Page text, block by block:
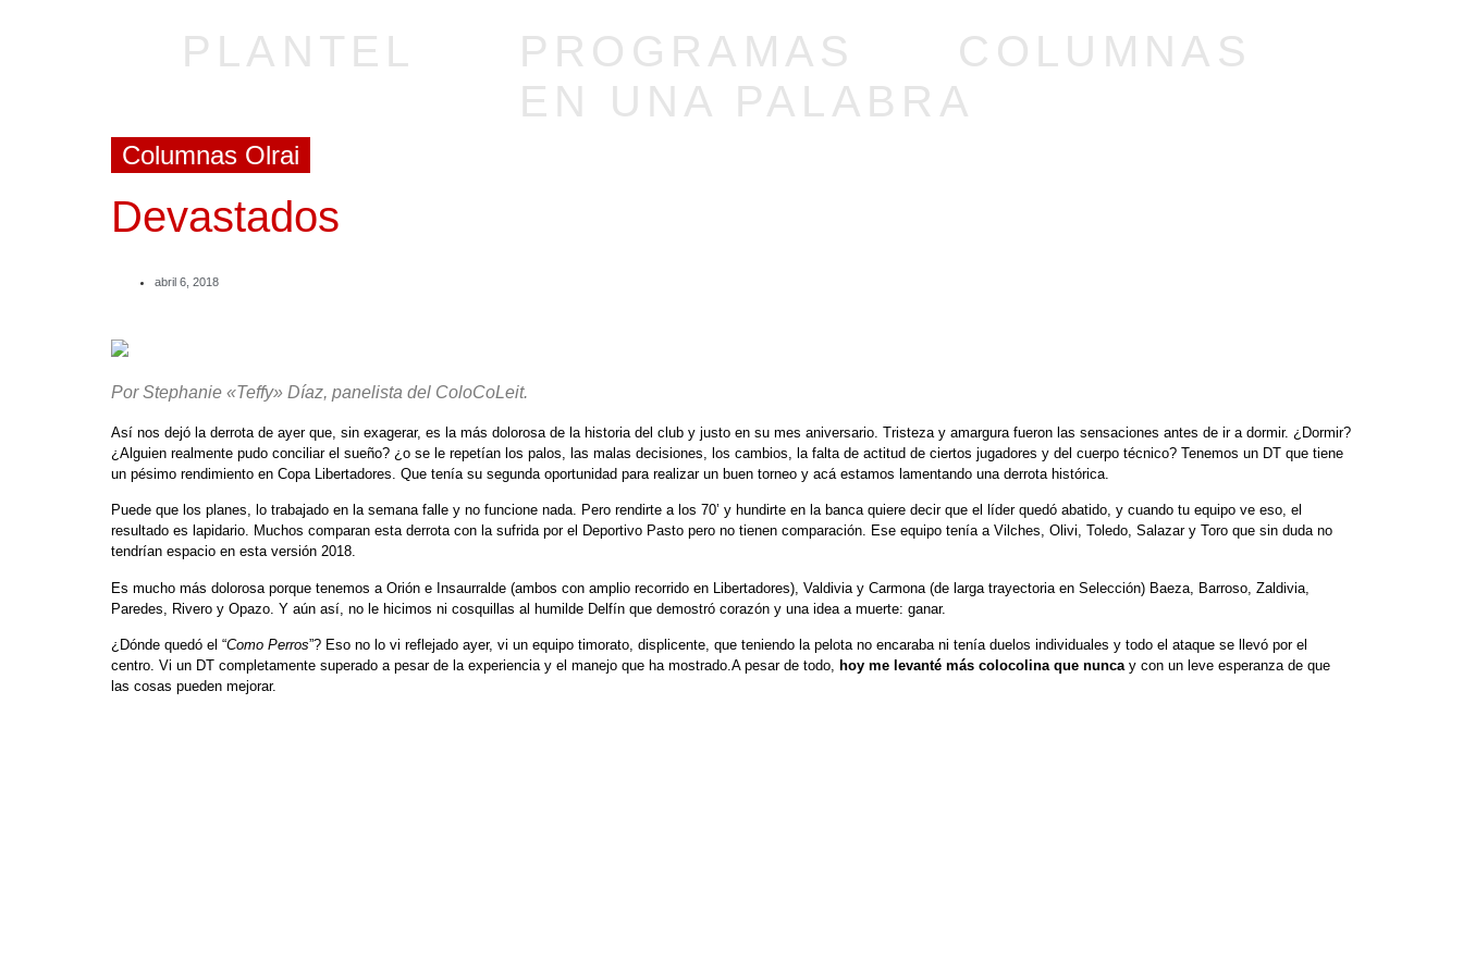
PLANTEL PROGRAMAS
COLUMNAS
EN UNA PALABRA
Columnas Olrai
Devastados
abril 6, 2018
Por Stephanie «Teffy» Díaz, panelista del ColoCoLeit.
Así nos dejó la derrota de ayer que, sin exagerar, es la más dolorosa de la historia del club y justo en su mes aniversario. Tristeza y amargura fueron las sensaciones antes de ir a dormir. ¿Dormir?
¿Alguien realmente pudo conciliar el sueño? ¿o se le repetían los palos, las malas decisiones, los cambios, la falta de actitud de ciertos jugadores y del cuerpo técnico? Tenemos un DT que tiene
un pésimo rendimiento en Copa Libertadores. Que tenía su segunda oportunidad para realizar un buen torneo y acá estamos lamentando una derrota histórica.
Puede que los planes, lo trabajado en la semana falle y no funcione nada. Pero rendirte a los 70’ y hundirte en la banca quiere decir que el líder quedó abatido, y cuando tu equipo ve eso, el
resultado es lapidario. Muchos comparan esta derrota con la sufrida por el Deportivo Pasto pero no tienen comparación. Ese equipo tenía a Vilches, Olivi, Toledo, Salazar y Toro que sin duda no
tendrían espacio en esta versión 2018.
Es mucho más dolorosa porque tenemos a Orión e Insaurralde (ambos con amplio recorrido en Libertadores), Valdivia y Carmona (de larga trayectoria en Selección) Baeza, Barroso, Zaldivia,
Paredes, Rivero y Opazo. Y aún así, no le hicimos ni cosquillas al humilde Delfín que demostró corazón y una idea a muerte: ganar.
¿Dónde quedó el “Como Perros”? Eso no lo vi reflejado ayer, vi un equipo timorato, displicente, que teniendo la pelota no encaraba ni tenía duelos individuales y todo el ataque se llevó por el
centro. Vi un DT completamente superado a pesar de la experiencia y el manejo que ha mostrado.A pesar de todo,
hoy me levanté más colocolina que nunca y con un leve esperanza de que
las cosas pueden mejorar.